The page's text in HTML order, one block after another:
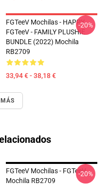
FGTeeV Mochilas - HAPPY
FGTeeV - FAMILY PLUSHIE
BUNDLE (2022) Mochila
RB2709
33,94 € - 38,18 €
-20%
FGTeeV Mochilas - FGTeeV
Mochila RB2709
-20%